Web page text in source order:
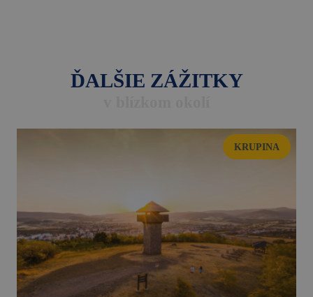
ĎALŠIE ZÁŽITKY
KRUPINA